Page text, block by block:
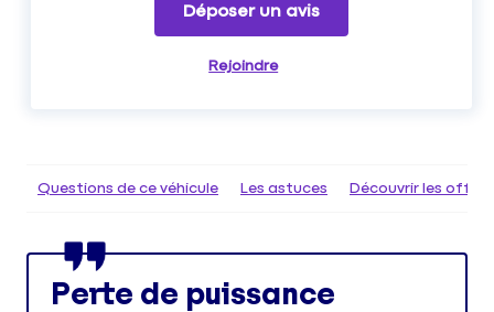
Déposer un avis
Rejoindre
Questions de ce véhicule Les astuces Découvrir les
Perte de puissance